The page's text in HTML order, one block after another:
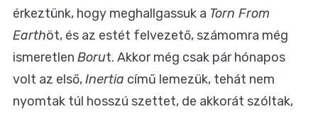
érkeztünk, hogy meghallgassuk a Torn From
Earthöt, és az estét felvezető, számomra még
ismeretlen Borut. Akkor még csak pár hónapos
volt az első,Inertia című lemezük, tehát nem
nyomtak túl hosszú szettet, de akkorát szóltak,